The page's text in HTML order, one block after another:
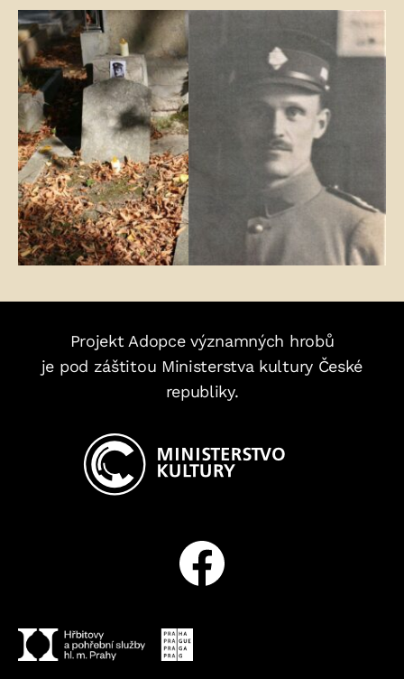
Fotogalerie:
Projekt Adopce významných hrobů
je pod záštitou Ministerstva kultury České
republiky.
Facebook